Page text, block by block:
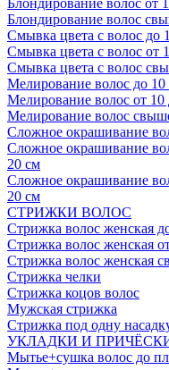
Блондирование волос от
Блондирование волос
Смывка цвета с волос до
Смывка цвета с волос от
Смывка цвета с волос
Мелирование волос до 10
Мелирование волос от 10
Мелирование волос
Сложное окрашивание
Сложное окрашивание
20 см
Сложное окрашивание
20 см
СТРИЖКИ ВОЛОС
Стрижка волос женская
Стрижка волос женская
Стрижка волос женская
Стрижка челки
Стрижка коцов волос
Мужская стрижка
Стрижка под одну
УКЛАДКИ И
Мытье+сушка волос до